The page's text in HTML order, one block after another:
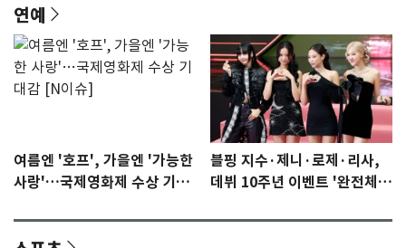
연예
여름엔 '호프', 가을엔 '가능한
사랑'…국제영화제 수상 기대
블핑 지수·제니·로제·리사,
데뷔 10주년 이벤트 '완전체'